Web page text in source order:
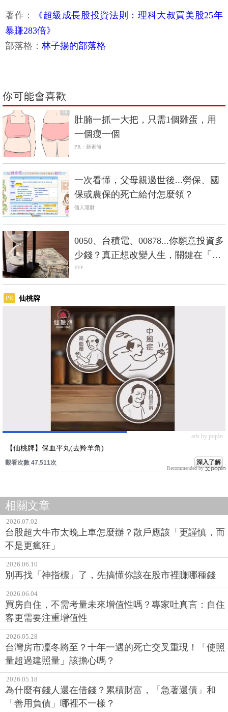
著作：
《超級成長股投資法則：理科大叔買美股25年
暴賺283倍》
部落格： 林子揚的部落格
你可能會喜歡
PR
肚腩一抓一大把，只需1個雞蛋，用
一個瘦一個
PR・新素簡
一次看懂，父母親過世後...勞保、國
保或農保的死亡給付怎麼領？
個人理財
0050、台積電、00878...你願意投資多
少錢？真正想改變人生，關鍵在「數
大」
ETF
PR 仙桃牌
ads by popIn
【仙桃牌】保血平丸(去羚羊角)
觀看次數 47,511次 深入了解
Recommended by
相關文章
2026.07.02
台股超大牛市太晚上車怎麼辦？散戶應該「更謹慎，而
不是更瘋狂」
2026.06.10
別再找「神指標」了，先搞懂你該在股市裡賺哪種錢
2026.06.04
買房自住，不需考量未來增值性嗎？專家吐真言：自住
客更需要注重增值性
2026.05.28
台灣房市凜冬將至？十年一遇的死亡交叉重現！「使照
量超過建照量」該擔心嗎？
2026.05.18
為什麼有錢人還在借錢？累積財富，「急著還債」和
「善用負債」哪裡不一樣？